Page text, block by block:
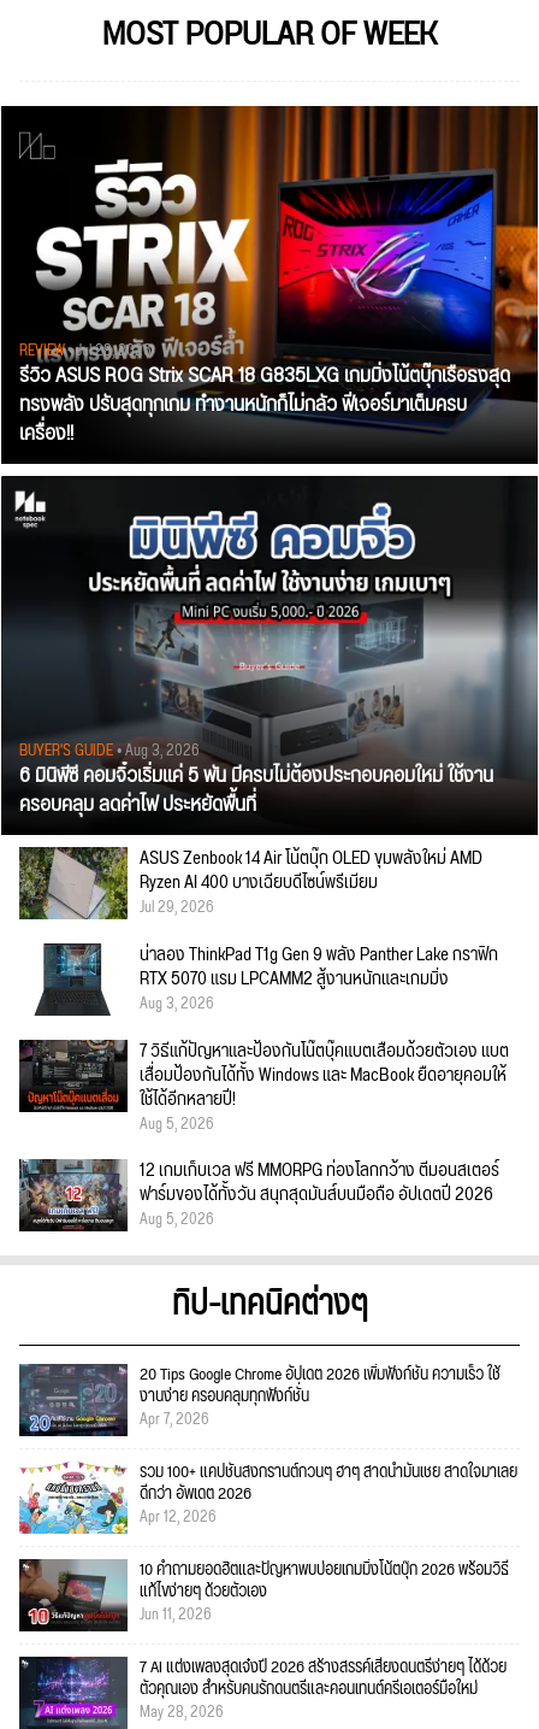
MOST POPULAR OF WEEK
REVIEW• Jul 28, 2026
รีวิว ASUS ROG Strix SCAR 18 G835LXG เกมมิ่งโน้ตบุ๊กเรือธงสุด
ทรงพลัง ปรับสุดทุกเกม ทำงานหนักก็ไม่กลัว ฟีเจอร์มาเต็มครบ
เครื่อง!!
BUYER'S GUIDE• Aug 3, 2026
6 มินิพีซี คอมจิ๋วเริ่มแค่ 5 พัน มีครบไม่ต้องประกอบคอมใหม่ ใช้งาน
ครอบคลุม ลดค่าไฟ ประหยัดพื้นที่
ASUS Zenbook 14 Air โน้ตบุ๊ก OLED ขุมพลังใหม่ AMD
Ryzen AI 400 บางเฉียบดีไซน์พรีเมียม
Jul 29, 2026
น่าลอง ThinkPad T1g Gen 9 พลัง Panther Lake กราฟิก
RTX 5070 แรม LPCAMM2 สู้งานหนักและเกมมิ่ง
Aug 3, 2026
7 วิธีแก้ปัญหาและป้องกันโน๊ตบุ๊คแบตเสื่อมด้วยตัวเอง แบต
เสื่อมป้องกันได้ทั้ง Windows และ MacBook ยืดอายุคอมให้
ใช้ได้อีกหลายปี!
Aug 5, 2026
12 เกมเก็บเวล ฟรี MMORPG ท่องโลกกว้าง ตีมอนสเตอร์
ฟาร์มของได้ทั้งวัน สนุกสุดมันส์บนมือถือ อัปเดตปี 2026
Aug 5, 2026
ทิป-เทคนิคต่างๆ
20 Tips Google Chrome อัปเดต 2026 เพิ่มฟังก์ชั่น ความเร็ว ใช้
งานง่าย ครอบคลุมทุกฟังก์ชั่น
Apr 7, 2026
รวม 100+ แคปชั่นสงกรานต์กวนๆ ฮาๆ สาดน้ำมันเชย สาดใจมาเลย
ดีกว่า อัพเดต 2026
Apr 12, 2026
10 คำถามยอดฮิตและปัญหาพบบ่อยเกมมิ่งโน้ตบุ๊ก 2026 พร้อมวิธี
แก้ไขง่ายๆ ด้วยตัวเอง
Jun 11, 2026
7 AI แต่งเพลงสุดเจ๋งปี 2026 สร้างสรรค์เสียงดนตรีง่ายๆ ได้ด้วย
ตัวคุณเอง สำหรับคนรักดนตรีและคอนเทนต์ครีเอเตอร์มือใหม่
May 28, 2026